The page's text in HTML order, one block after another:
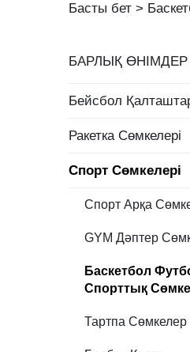
Басты бет >
БАРЛЫҚ ӨНІМДЕР
Бейсбол
Ракетка Сөмкелері
Спорт Сөмкелері
Спорт Арқа
GYM Дәптер
Баскетбол
Спорттық Сөмке
Тартпа Сөмкелер